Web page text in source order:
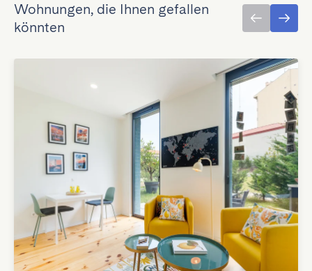
Wohnungen, die Ihnen gefallen
könnten